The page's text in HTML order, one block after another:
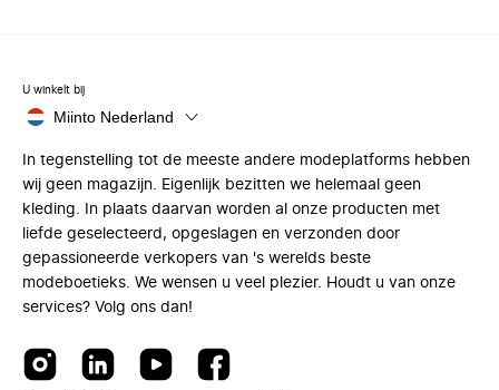
U winkelt bij
Miinto Nederland
In tegenstelling tot de meeste andere modeplatforms hebben
wij geen magazijn. Eigenlijk bezitten we helemaal geen
kleding. In plaats daarvan worden al onze producten met
liefde geselecteerd, opgeslagen en verzonden door
gepassioneerde verkopers van 's werelds beste
modeboetieks. We wensen u veel plezier. Houdt u van onze
services? Volg ons dan!